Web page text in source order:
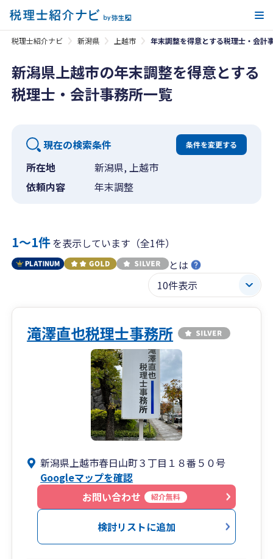
税理士紹介ナビ 新潟県 上越市 年末調整を得意とする税理士・会計
新潟県上越市の年末調整を得意とする
税理士・会計事務所一覧
現在の検索条件 条件を変更する
所在地
新潟県, 上越市
依頼内容
年末調整
1〜1件を表示しています（全1件）
とは
滝澤直也税理士事務所
新潟県上越市春日山町３丁目１８番５０号
Googleマップを確認
お問い合わせ
紹介無料
検討リストに追加